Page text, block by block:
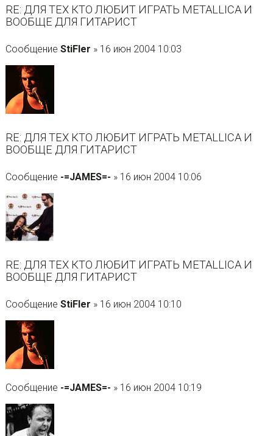
RE: ДЛЯ ТЕХ КТО ЛЮБИТ ИГРАТЬ METALLICA И
ВООБЩЕ ДЛЯ ГИТАРИСТ
Сообщение StiFler » 16 июн 2004 10:03
RE: ДЛЯ ТЕХ КТО ЛЮБИТ ИГРАТЬ METALLICA И
ВООБЩЕ ДЛЯ ГИТАРИСТ
Сообщение -=JAMES=- » 16 июн 2004 10:06
RE: ДЛЯ ТЕХ КТО ЛЮБИТ ИГРАТЬ METALLICA И
ВООБЩЕ ДЛЯ ГИТАРИСТ
Сообщение StiFler » 16 июн 2004 10:10
Сообщение -=JAMES=- » 16 июн 2004 10:19